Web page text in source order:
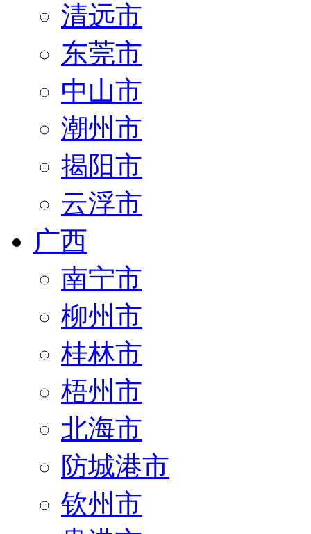
清远市
东莞市
中山市
潮州市
揭阳市
云浮市
广西
南宁市
柳州市
桂林市
梧州市
北海市
防城港市
钦州市